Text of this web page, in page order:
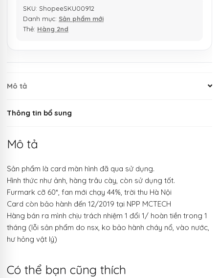
SKU: ShopeeSKU00912
Danh mục: Sản phẩm mới
Thẻ: Hàng 2nd
Mô tả
Thông tin bổ sung
Mô tả
Sản phẩm là card màn hình đã qua sử dụng.
Hình thức như ảnh, hàng trâu cày, còn sử dụng tốt.
Furmark cỡ 60*, fan mới chạy 44%, trời thu Hà Nội
Card còn bảo hành đến 12/2019 tại NPP MCTECH
Hàng bán ra mình chịu trách nhiệm 1 đổi 1/ hoàn tiền trong 1
tháng (lỗi sản phẩm do nsx, ko bảo hành cháy nổ, vào nước,
hư hỏng vật lý)
Có thể bạn cũng thích